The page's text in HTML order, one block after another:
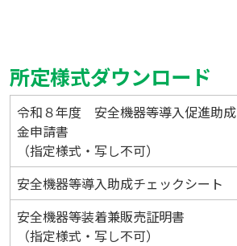
所定様式ダウンロード
令和８年度 安全機器等導入促進助成
金申請書
（指定様式・写し不可）
安全機器等導入助成チェックシート
安全機器等装着兼販売証明書
（指定様式・写し不可）